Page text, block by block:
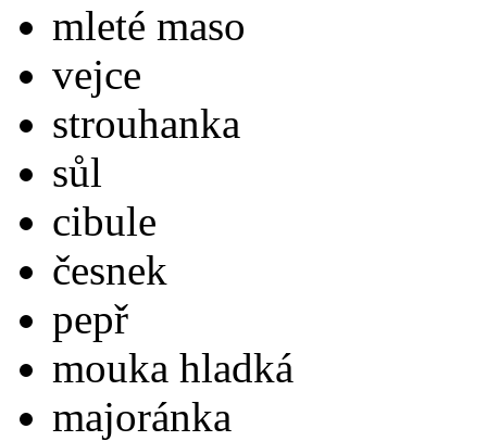
mleté maso
vejce
strouhanka
sůl
cibule
česnek
pepř
mouka hladká
majoránka